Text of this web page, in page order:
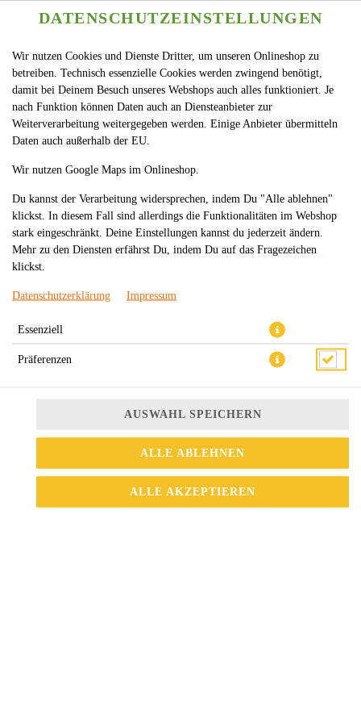
22. GEBRATENE NUDELN MIT
GEBACKENEM
HÜHNERFLEISCHFILET
DATENSCHUTZEINSTELLUNGEN
Wir nutzen Cookies und Dienste Dritter, um unseren Onlineshop zu
betreiben. Technisch essenzielle Cookies werden zwingend benötigt,
damit bei Deinem Besuch unseres Webshops auch alles funktioniert. Je
nach Funktion können Daten auch an Diensteanbieter zur
Weiterverarbeitung weitergegeben werden. Einige Anbieter übermitteln
Daten auch außerhalb der EU.
Wir nutzen Google Maps im Onlineshop.
Du kannst der Verarbeitung widersprechen, indem Du "Alle ablehnen"
klickst. In diesem Fall sind allerdings die Funktionalitäten im Webshop
stark eingeschränkt. Deine Einstellungen kannst du jederzeit ändern.
Mehr zu den Diensten erfährst Du, indem Du auf das Fragezeichen
klickst.
Datenschutzerklärung Impressum
Essenziell
Präferenzen
AUSWAHL SPEICHERN
ALLE ABLEHNEN
ALLE AKZEPTIEREN